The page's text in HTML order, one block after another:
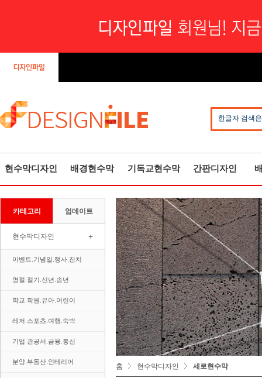
한글자 검색
현수막디자인 배경현수막 기독교현수막 간판디자인
카테고리 업데이트
현수막디자인 +
이벤트.기념일.행사.잔치
명절.절기.신년.송년
학교.학원.유아.어린이
레저.스포츠.여행.숙박
기업.관공서.금융.통신
분양.부동산.인테리어
홈 현수막디자인 세로현수막